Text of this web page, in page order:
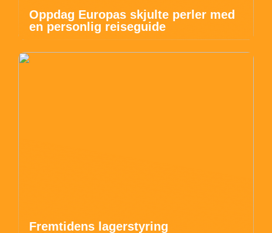
Oppdag Europas skjulte perler med
en personlig reiseguide
Fremtidens lagerstyring